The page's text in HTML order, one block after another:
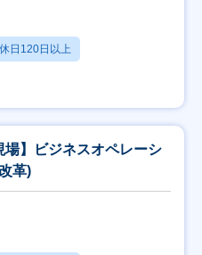
休日120日以上
場】ビジネスオペレーシ
革)